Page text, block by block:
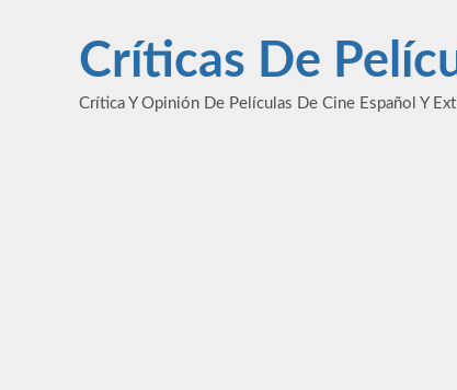
contenidoCríticas De
Crítica Y Opinión De Películas De Cine Español Y